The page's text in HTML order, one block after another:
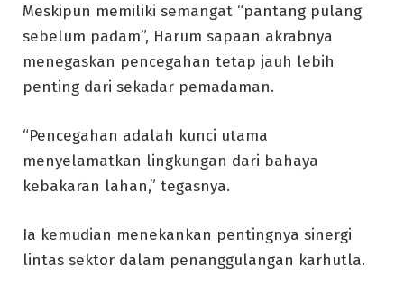
Meskipun memiliki semangat “pantang pulang
sebelum padam”, Harum sapaan akrabnya
menegaskan pencegahan tetap jauh lebih
penting dari sekadar pemadaman.
“Pencegahan adalah kunci utama
menyelamatkan lingkungan dari bahaya
kebakaran lahan,” tegasnya.
Ia kemudian menekankan pentingnya sinergi
lintas sektor dalam penanggulangan karhutla.